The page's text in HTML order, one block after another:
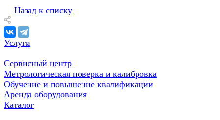
Назад к списку
Услуги
Сервисный центр
Метрологическая поверка и калибровка
Обучение и повышение квалификации
Аренда оборудования
Каталог